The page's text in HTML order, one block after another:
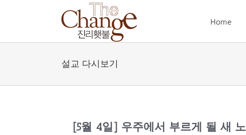
Home
설교 다시보기
[5월 4일] 우주에서 부르게 될 새